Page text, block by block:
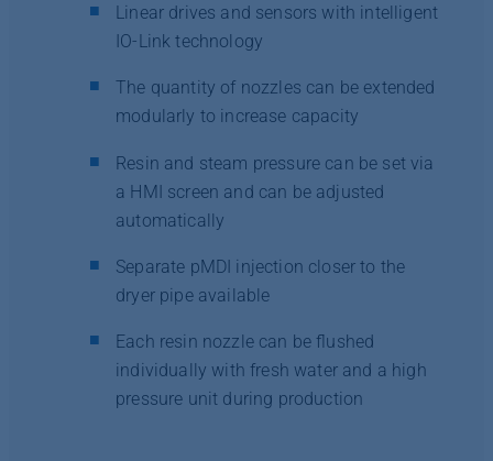
Linear drives and sensors with intelligent
IO-Link technology
The quantity of nozzles can be extended
modularly to increase capacity
Resin and steam pressure can be set via
a HMI screen and can be adjusted
automatically
Separate pMDI injection closer to the
dryer pipe available
Each resin nozzle can be flushed
individually with fresh water and a high
pressure unit during production